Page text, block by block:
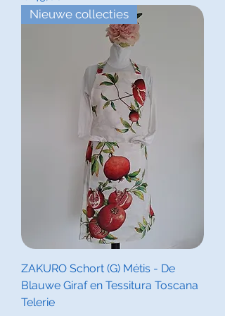
Nieuwe collecties
ZAKURO Schort (G) Métis - De
Blauwe Giraf en Tessitura Toscana
Telerie